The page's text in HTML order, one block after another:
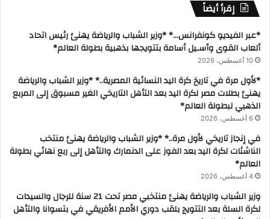
إقرأ أيضاً
*عبر الفيديو كونفرانس…* *وزير الشباب والرياضة يهنئ رئيس اتحاد
ألعاب القوى وأسـيل أسامة بتتويجها بذهبية بطولة العالم*
10 أغسطس، 2026
*لأول مرة في تاريخ كرة اليد النسائية المصرية..* *وزير الشباب والرياضة
يهنئ بطلات مصر لكرة اليد بعد التأهل التاريخي الغير مسبوق إلى المربع
الذهبي لبطولة العالم*
6 أغسطس، 2026
في إنجاز تاريخي لأول مرة..* *وزير الشباب والرياضة يهنئ منتخب
الناشئات لكرة اليد بعد الفوز على الدنمارك والتأهل إلى ربع نهائي بطولة
العالم*
4 أغسطس، 2026
وزير الشباب والرياضة يهنئ منتخبي مصر تحت 21 سنة للرجال والسيدات
لكرة السلة بعد التتويج بلقب دوري الأمم الأفريقي في بتسوانا والتأهل